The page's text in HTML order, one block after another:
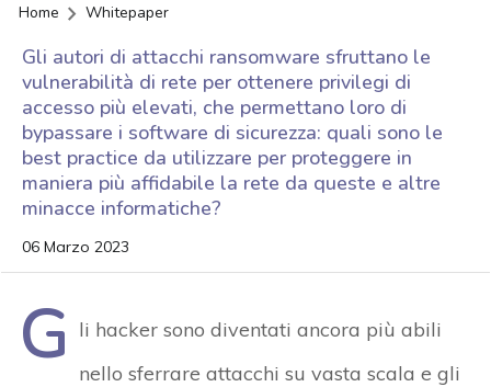
Home Whitepaper
Gli autori di attacchi ransomware sfruttano le
vulnerabilità di rete per ottenere privilegi di
accesso più elevati, che permettano loro di
bypassare i software di sicurezza: quali sono le
best practice da utilizzare per proteggere in
maniera più affidabile la rete da queste e altre
minacce informatiche?
06 Marzo 2023
G
li hacker sono diventati ancora più abili
nello sferrare attacchi su vasta scala e gli